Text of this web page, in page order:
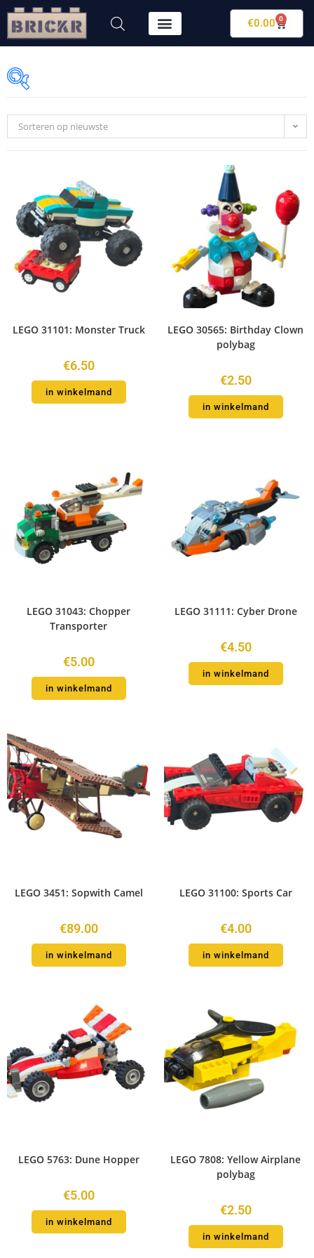
€0.00 0
72
Op voorraad
FILTER
Sorteren op nieuwste
LEGO 31101: Monster Truck
€6.50
in winkelmand
LEGO 30565: Birthday Clown
polybag
€2.50
in winkelmand
LEGO 31043: Chopper
Transporter
€5.00
in winkelmand
LEGO 31111: Cyber Drone
€4.50
in winkelmand
LEGO 3451: Sopwith Camel
€89.00
in winkelmand
LEGO 31100: Sports Car
€4.00
in winkelmand
LEGO 5763: Dune Hopper
€5.00
in winkelmand
LEGO 7808: Yellow Airplane
polybag
€2.50
in winkelmand